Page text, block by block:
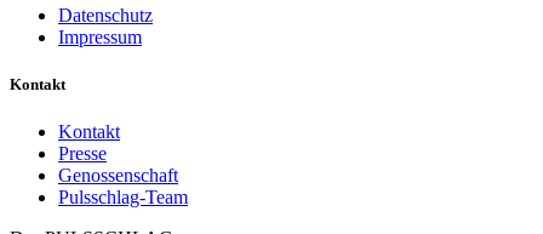
Datenschutz
Impressum
Kontakt
Kontakt
Presse
Genossenschaft
Pulsschlag-Team